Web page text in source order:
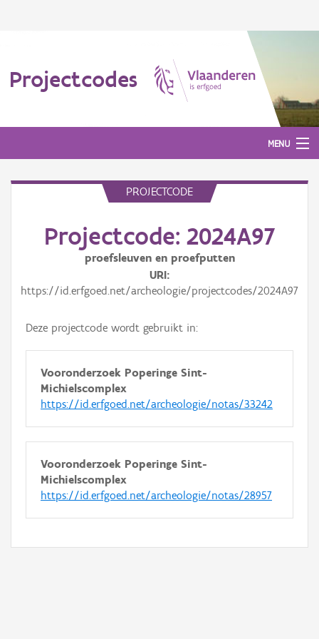
Projectcodes
MENU
PROJECTCODE
Projectcode: 2024A97
proefsleuven en proefputten
URI
https://id.erfgoed.net/archeologie/projectcodes/2024A97
Deze projectcode wordt gebruikt in:
Vooronderzoek Poperinge Sint-
Michielscomplex
https://id.erfgoed.net/archeologie/notas/33242
Vooronderzoek Poperinge Sint-
Michielscomplex
https://id.erfgoed.net/archeologie/notas/28957